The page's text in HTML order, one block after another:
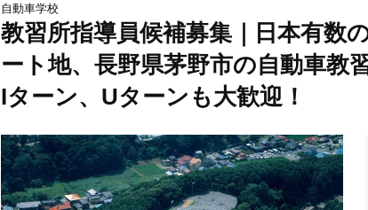
自動車学校
教習所指導員候補募集｜日本有数
ート地、長野県茅野市の自動車教習
Iターン、Uターンも大歓迎！